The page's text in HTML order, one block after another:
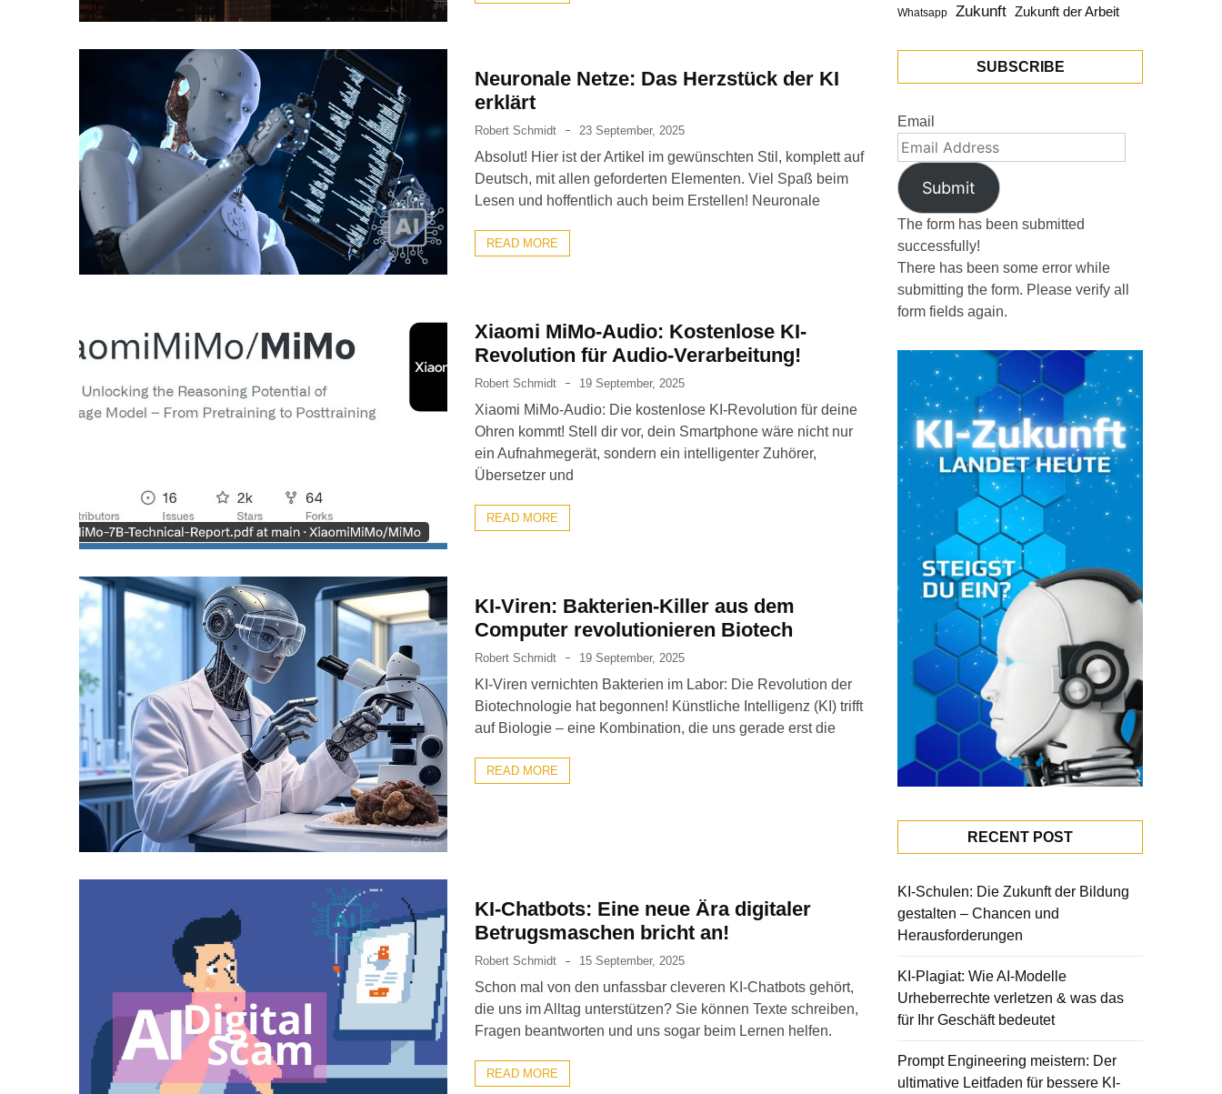
Neuronale Netze: Das Herzstück der KI
erklärt
Robert Schmidt 23 September, 2025
Absolut! Hier ist der Artikel im gewünschten Stil, komplett auf
Deutsch, mit allen geforderten Elementen. Viel Spaß beim
Lesen und hoffentlich auch beim Erstellen! Neuronale
READ MORE
Xiaomi MiMo-Audio: Kostenlose KI-
Revolution für Audio-Verarbeitung!
Robert Schmidt 19 September, 2025
Xiaomi MiMo-Audio: Die kostenlose KI-Revolution für deine
Ohren kommt! Stell dir vor, dein Smartphone wäre nicht nur
ein Aufnahmegerät, sondern ein intelligenter Zuhörer,
Übersetzer und
READ MORE
KI-Viren: Bakterien-Killer aus dem
Computer revolutionieren Biotech
Robert Schmidt 19 September, 2025
KI-Viren vernichten Bakterien im Labor: Die Revolution der
Biotechnologie hat begonnen! Künstliche Intelligenz (KI) trifft
auf Biologie – eine Kombination, die uns gerade erst die
READ MORE
KI-Chatbots: Eine neue Ära digitaler
Betrugsmaschen bricht an!
Robert Schmidt 15 September, 2025
Schon mal von den unfassbar cleveren KI-Chatbots gehört,
die uns im Alltag unterstützen? Sie können Texte schreiben,
Fragen beantworten und uns sogar beim Lernen helfen.
READ MORE
Whatsapp Zukunft Zukunft der Arbeit
SUBSCRIBE
Email
Submit
The form has been submitted
successfully!
There has been some error while
submitting the form. Please verify all
form fields again.
RECENT POST
KI-Schulen: Die Zukunft der Bildung
gestalten – Chancen und
Herausforderungen
KI-Plagiat: Wie AI-Modelle
Urheberrechte verletzen & was das
für Ihr Geschäft bedeutet
Prompt Engineering meistern: Der
ultimative Leitfaden für bessere KI-